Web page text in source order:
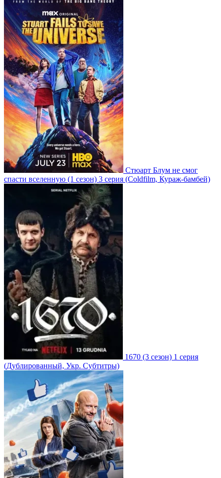
Стюарт Блум не смог
спасти вселенную (1 сезон) 3 серия (Coldfilm, Кураж-бамбей)
1670 (3 сезон) 1 серия
(Дублированный, Укр. Субтитры)